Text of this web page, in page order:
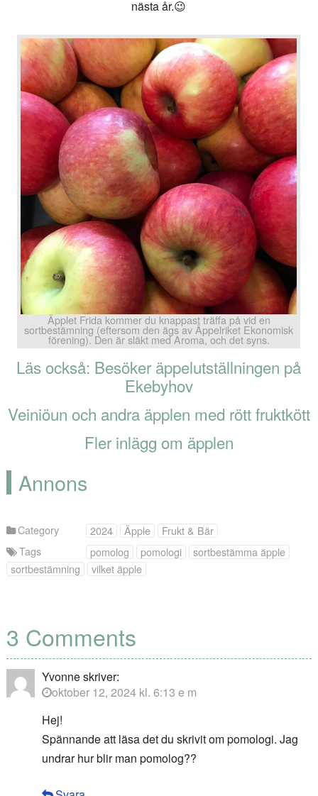
nästa år.😉
Äpplet Frida kommer du knappast träffa på vid en
sortbestämning (eftersom den ägs av Äppelriket Ekonomisk
förening). Den är släkt med Aroma, och det syns.
Läs också: Besöker äppelutställningen på
Ekebyhov
Veiniöun och andra äpplen med rött fruktkött
Fler inlägg om äpplen
Annons
Category 2024 Äpple
Frukt & Bär
Tags
pomolog pomologi
sortbestämma äpple
sortbestämning
vilket äpple
3 Comments
Yvonneskriver:
oktober 12, 2024 kl. 6:13 e m
Hej!
Spännande att läsa det du skrivit om pomologi. Jag
undrar hur blir man pomolog??